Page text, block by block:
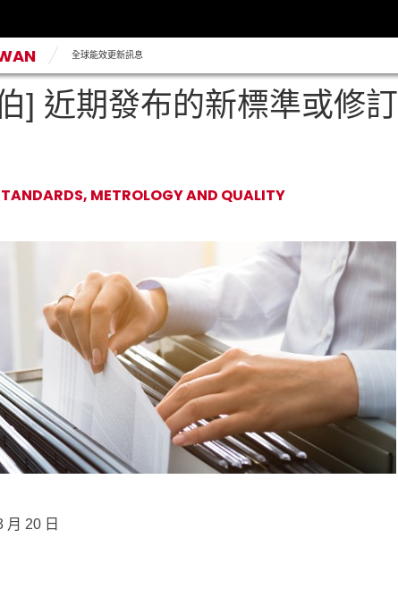
全球能效更新訊息
] 近期發布的新標準或修訂
METROLOGY AND QUALITY
月 20 日